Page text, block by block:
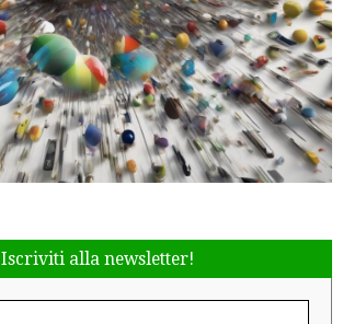
Iscriviti alla newsletter!